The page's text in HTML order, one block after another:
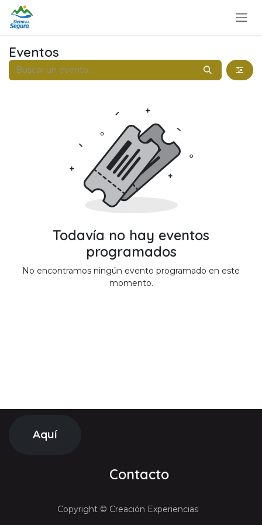
Ir al contenido
Eventos
Todavía no hay eventos
programados
No encontramos ningún evento programado en este
momento.
Aquí
Contacto
Copyright © Creación Experiencias